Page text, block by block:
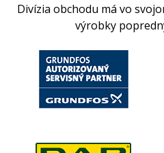
Divízia obchodu má vo
výrobky